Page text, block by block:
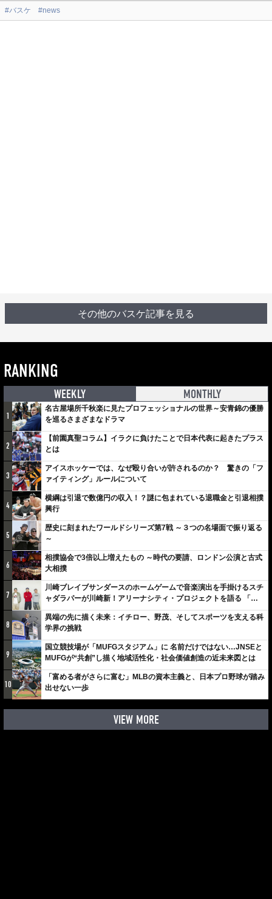
#バスケ #news
その他のバスケ記事を見る
RANKING
WEEKLY MONTHLY
1
名古屋場所千秋楽に見たプロフェッショナルの世界～安青錦の優勝
を巡るさまざまなドラマ
2
【前園真聖コラム】イラクに負けたことで日本代表に起きたプラス
とは
3
アイスホッケーでは、なぜ殴り合いが許されるのか？ 驚きの「フ
ァイティング」ルールについて
4
横綱は引退で数億円の収入！？謎に包まれている退職金と引退相撲
興行
5
歴史に刻まれたワールドシリーズ第7戦 ～３つの名場面で振り返る
～
6
相撲協会で3倍以上増えたもの ～時代の要請、ロンドン公演と古式
大相撲
7
川崎ブレイブサンダースのホームゲームで音楽演出を手掛けるスチ
ャダラパーが川崎新！アリーナシティ・プロジェクトを語る 「楽
しみでしかないでしょ。川崎は、ずっと成長曲線だから」
8
異端の先に描く未来：イチロー、野茂、そしてスポーツを支える科
学界の挑戦
9
国立競技場が「MUFGスタジアム」に 名前だけではない…JNSEと
MUFGが“共創”し描く地域活性化・社会価値創造の近未来図とは
10
「富める者がさらに富む」MLBの資本主義と、日本プロ野球が踏み
出せない一歩
VIEW MORE